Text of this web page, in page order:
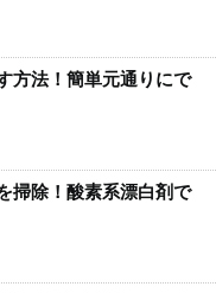
方法！簡単元通りにで
掃除！酸素系漂白剤で